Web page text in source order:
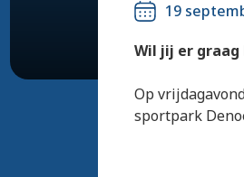
19
Wil jij er graag
Op
sportpark